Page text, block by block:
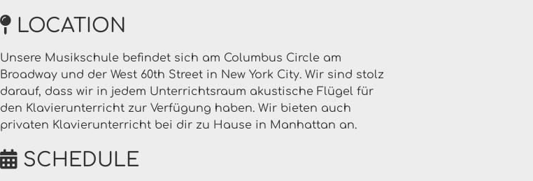
LOCATION
Unsere Musikschule befindet sich am Columbus Circle am
Broadway und der West 60th Street in New York City. Wir sind stolz
darauf, dass wir in jedem Unterrichtsraum akustische Flügel für
den Klavierunterricht zur Verfügung haben. Wir bieten auch
privaten Klavierunterricht bei dir zu Hause in Manhattan an.
SCHEDULE